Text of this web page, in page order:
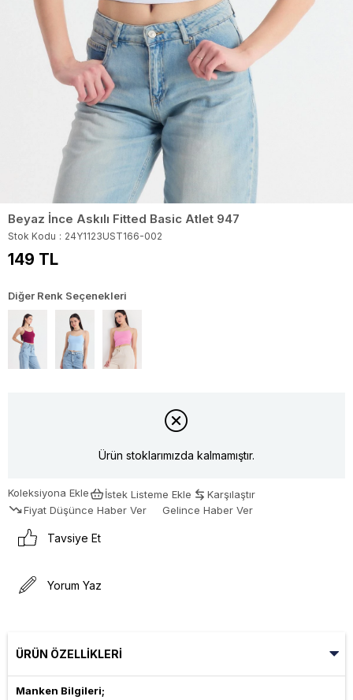
Beyaz İnce Askılı Fitted Basic Atlet 947
Stok Kodu 24Y1123UST166-002
149 TL
Diğer Renk Seçenekleri
Ürün stoklarımızda kalmamıştır.
Koleksiyona Ekle İstek Listeme Ekle
Karşılaştır
Fiyat Düşünce Haber Ver
Gelince Haber Ver
Tavsiye Et
Yorum Yaz
ÜRÜN ÖZELLIKLERI
Manken Bilgileri;